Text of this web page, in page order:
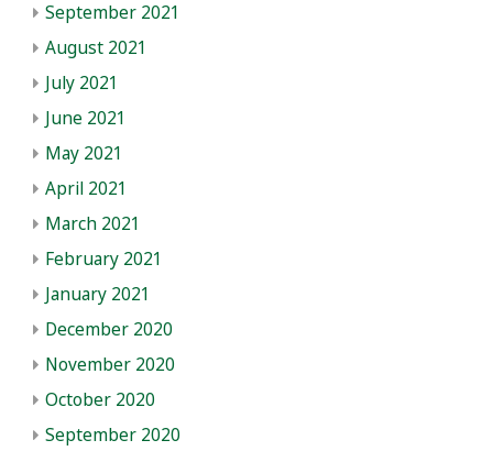
September 2021
August 2021
July 2021
June 2021
May 2021
April 2021
March 2021
February 2021
January 2021
December 2020
November 2020
October 2020
September 2020